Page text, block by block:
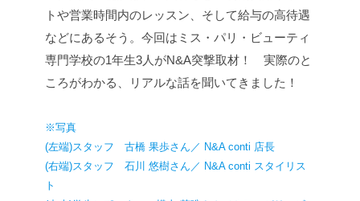
トや営業時間内のレッスン、そして給与の高待遇
などにあるそう。今回はミス・パリ・ビューティ
専門学校の1年生3人がN&A突撃取材！ 実際のと
ころがわかる、リアルな話を聞いてきました！
※写真
(左端)スタッフ 古橋 果歩さん／ N&A conti 店長
(右端)スタッフ 石川 悠樹さん／ N&A conti スタイリス
ト